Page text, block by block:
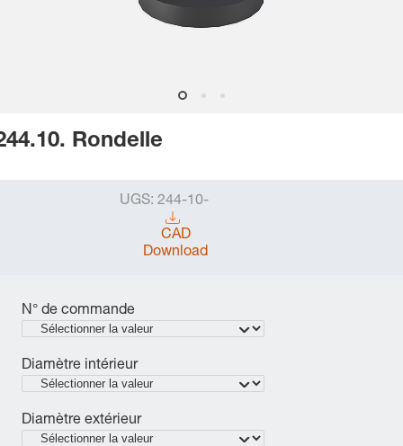
Rondelle
UGS: 244-10-
CAD
Download
N° de commande
Diamètre intérieur
Diamètre extérieur